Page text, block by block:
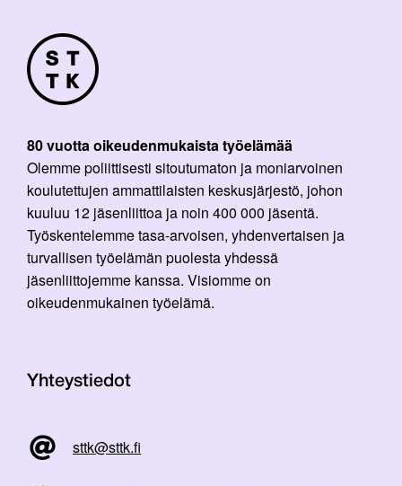
80 vuotta oikeudenmukaista työelämää
Olemme poliittisesti sitoutumaton ja moniarvoinen
koulutettujen ammattilaisten keskusjärjestö, johon
kuuluu 12 jäsenliittoa ja noin 400 000 jäsentä.
Työskentelemme tasa-arvoisen, yhdenvertaisen ja
turvallisen työelämän puolesta yhdessä
jäsenliittojemme kanssa. Visiomme on
oikeudenmukainen työelämä.
Yhteystiedot
sttk@sttk.fi